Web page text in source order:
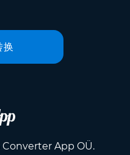
换
App OÜ.